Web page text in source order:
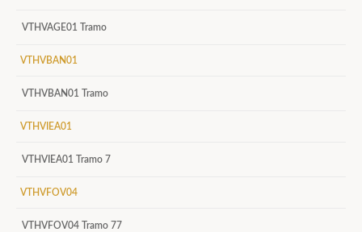
VTHVAGE01 Tramo
VTHVBAN01
VTHVBAN01 Tramo
VTHVIEA01
VTHVIEA01 Tramo 7
VTHVFOV04
VTHVFOV04 Tramo 77